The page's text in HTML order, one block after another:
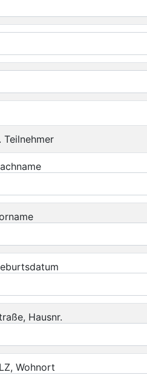
Teilnehmer
Hausnr.
Wohnort